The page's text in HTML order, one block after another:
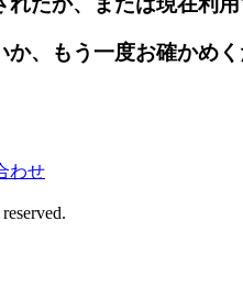
か、もう一度お確かめ
わせ